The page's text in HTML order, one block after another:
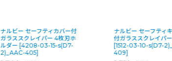
ナルビー セーフティカバー付
ガラススクレイパー 4枚刃ホ
ルダー [4208-03-15-s(D7-
2)_AAC-405]
ナルビー セーフティ
付ガラススクレイパ
[1512-03-10-s(D7-
409]